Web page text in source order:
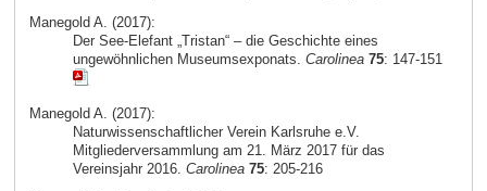
Manegold A. (2017):
Der See-Elefant „Tristan“ – die Geschichte eines
ungewöhnlichen Museumsexponats. Carolinea 75: 147-151
Manegold A. (2017):
Naturwissenschaftlicher Verein Karlsruhe e.V.
Mitgliederversammlung am 21. März 2017 für das
Vereinsjahr 2016. Carolinea 75: 205-216